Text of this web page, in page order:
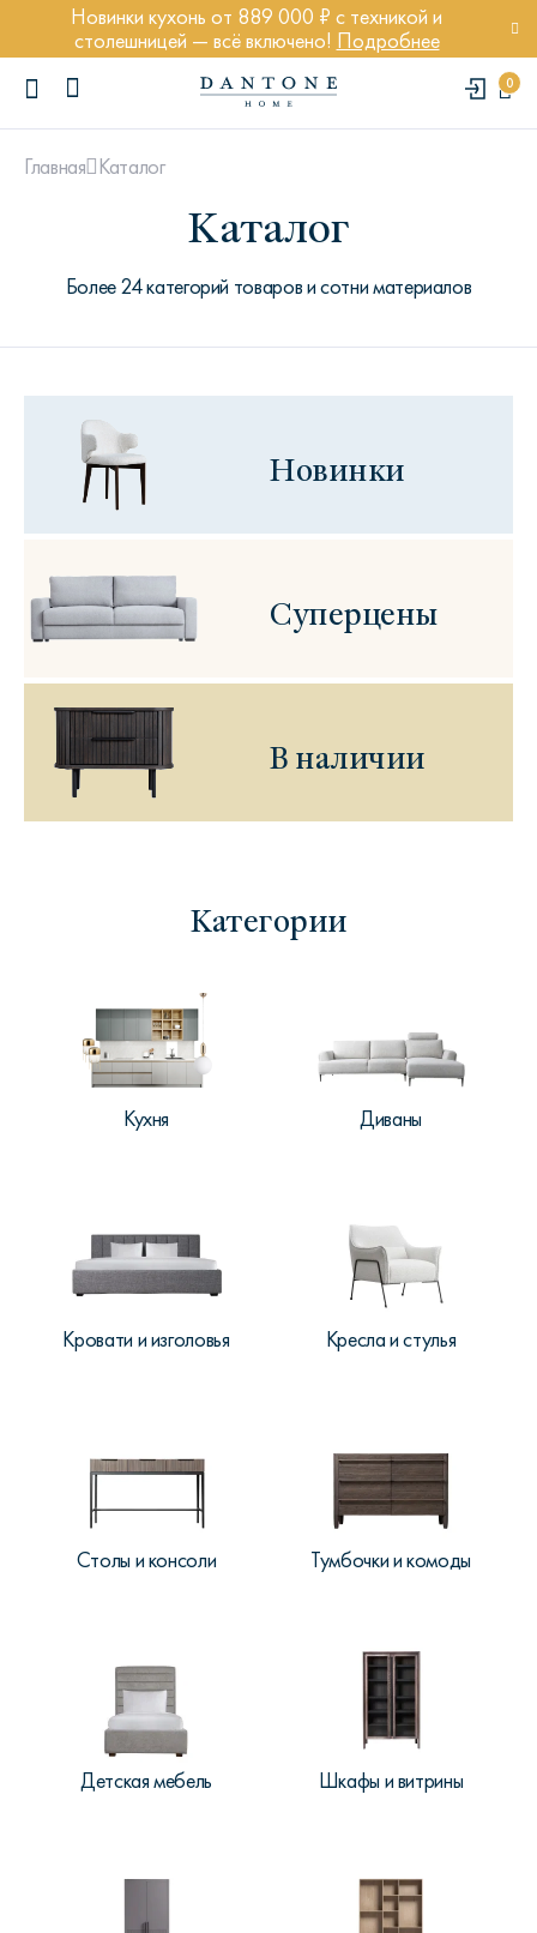
Новинки кухонь от 889 000 ₽ с техникой и
столешницей — всё включено! Подробнее
0
Диван Марсель
Кровать Ньюбери
Стул Престон
Textures
Главная Каталог
Каталог
Более 24 категорий товаров и сотни материалов
Новинки
Суперцены
В наличии
Категории
Кухня Диваны
Кровати и изголовья Кресла и стулья
Столы и консоли Тумбочки и комоды
Детская мебель Шкафы и витрины